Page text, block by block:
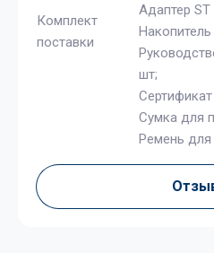
Комплект
поставки
Адаптер ST
шт;
Сумка для
Ремень для